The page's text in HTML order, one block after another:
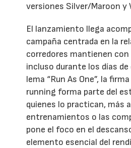
versiones Silver/Maroon y
El lanzamiento llega
campaña centrada en la
corredores mantienen con
incluso durante los días de
lema “Run As One”, la
running forma parte del
quienes lo practican, más
entrenamientos o las
pone el foco en el
elemento esencial del